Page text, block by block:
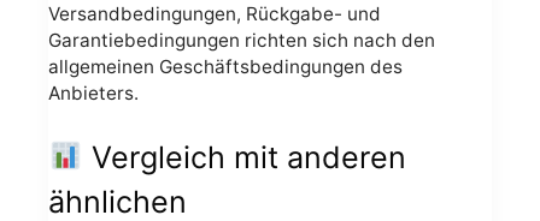
Versandbedingungen, Rückgabe- und
Garantiebedingungen richten sich nach den
allgemeinen Geschäftsbedingungen des
Anbieters.
Vergleich mit anderen
ähnlichen